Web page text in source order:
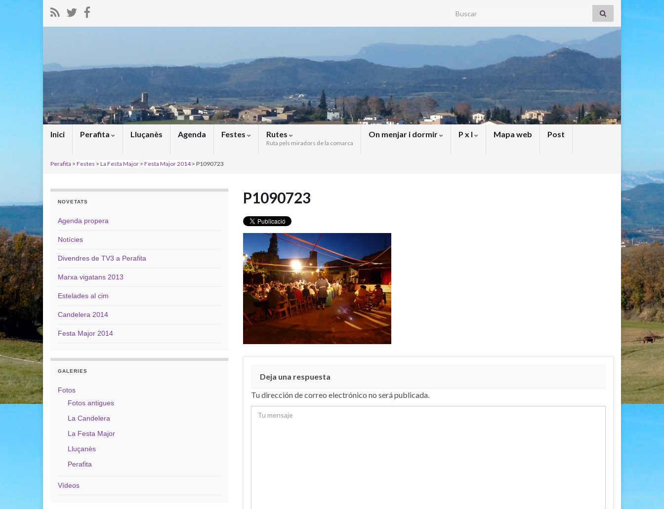
Search for:
Inici Perafita Lluçanès Agenda Festes Rutes
Ruta pels miradors de la comarca
On menjar i dormir P x I Mapa web Post
Perafita > Festes > La Festa Major > Festa Major 2014> P1090723
P1090723
Deja una respuesta
Tu dirección de correo electrónico no será publicada.
NOVETATS
Agenda propera
Notícies
Divendres de TV3 a Perafita
Marxa vigatans 2013
Estelades al cim
Candelera 2014
Festa Major 2014
GALERIES
Fotos
Fotos antigues
La Candelera
La Festa Major
Lluçanès
Perafita
Vídeos